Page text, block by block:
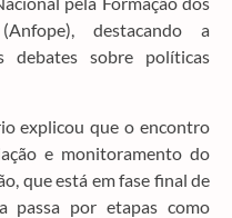
destacando a
debates sobre políticas
explicou que o encontro
e monitoramento do
que está em fase final de
passa por etapas como